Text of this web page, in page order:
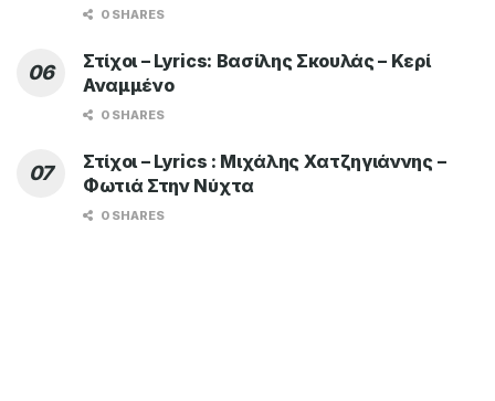
0 SHARES
Στίχοι – Lyrics: Βασίλης Σκουλάς – Κερί
Αναμμένο
0 SHARES
Στίχοι – Lyrics : Μιχάλης Χατζηγιάννης –
Φωτιά Στην Νύχτα
0 SHARES